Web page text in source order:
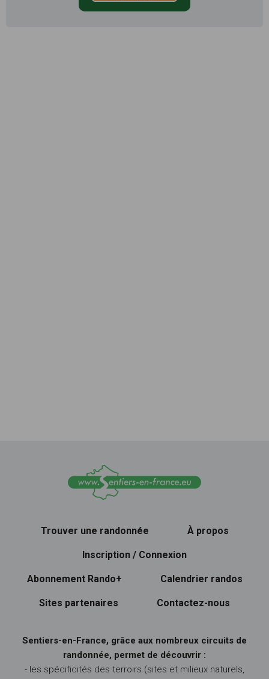
Trouver une randonnée À propos
Inscription / Connexion
Abonnement Rando+ Calendrier randos
Sites partenaires Contactez-nous
Sentiers-en-France, grâce aux nombreux circuits de
randonnée, permet de découvrir :
- les spécificités des terroirs (sites et milieux naturels,